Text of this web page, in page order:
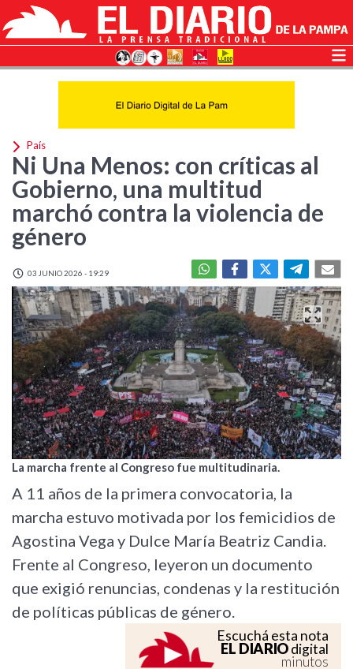
País
Ni Una Menos: con críticas al
Gobierno, una multitud
marchó contra la violencia de
género
03 JUNIO 2026 - 19:29
La marcha frente al Congreso fue multitudinaria.
A 11 años de la primera convocatoria, la
marcha estuvo motivada por los femicidios de
Agostina Vega y Dulce María Beatriz Candia.
Frente al Congreso, leyeron un documento
que exigió renuncias, condenas y la restitución
de políticas públicas de género.
Escuchá esta nota
EL DIARIOdigital
minutos